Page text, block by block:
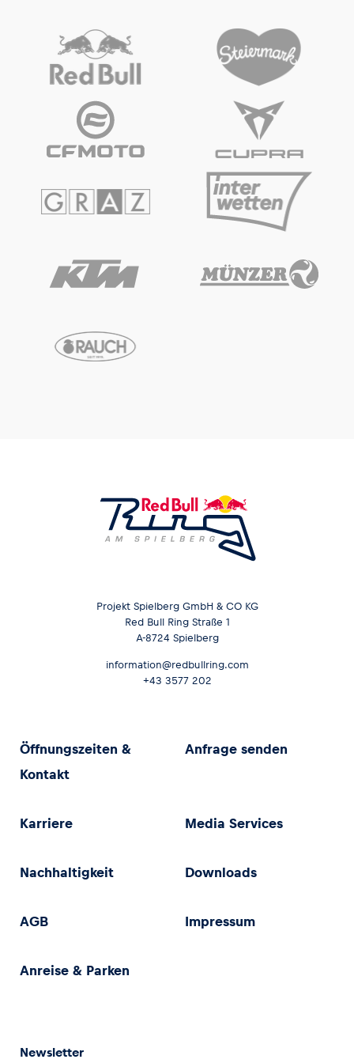
Fahrzeug
Alle anzeigen
Alle anzeigen
Projekt Spielberg GmbH & CO KG
Red Bull Ring Straße 1
A-8724 Spielberg
information@redbullring.com
+43 3577 202
Öffnungszeiten &
Kontakt
Anfrage senden
Karriere Media Services
Nachhaltigkeit Downloads
AGB Impressum
Anreise & Parken
Newsletter